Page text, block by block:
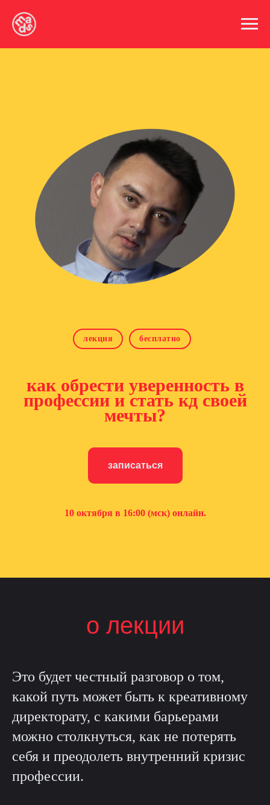
лекция бесплатно
как обрести уверенность в
профессии и стать кд своей
мечты?
записаться
10 октября в 16:00 (мск) онлайн.
о лекции
Это будет честный разговор о том,
какой путь может быть к креативному
директорату, с какими барьерами
можно столкнуться, как не потерять
себя и преодолеть внутренний кризис
профессии.